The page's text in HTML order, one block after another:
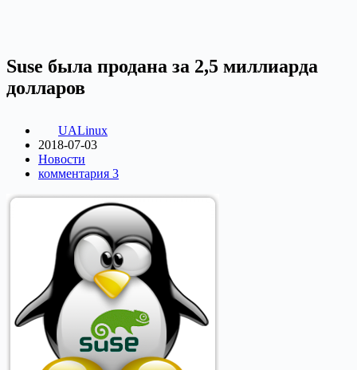
Suse была продана за 2,5 миллиарда
долларов
UALinux
2018-07-03
Новости
комментария 3